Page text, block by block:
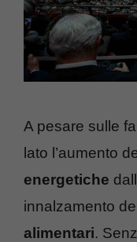
A pesare sulle
lato l’aumento
energetiche
innalzamento
alimentari.